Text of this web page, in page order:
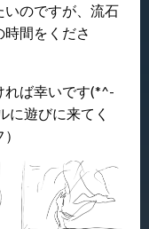
いのですが、流石
間をくださ
れば幸いです(*^-
に遊びに来てく